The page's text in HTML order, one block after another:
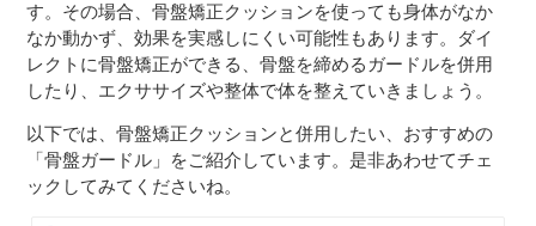
す。その場合、骨盤矯正クッションを使っても身体がなか
なか動かず、効果を実感しにくい可能性もあります。ダイ
レクトに骨盤矯正ができる、骨盤を締めるガードルを併用
したり、エクササイズや整体で体を整えていきましょう。
以下では、骨盤矯正クッションと併用したい、おすすめの
「骨盤ガードル」をご紹介しています。是非あわせてチェ
ックしてみてくださいね。